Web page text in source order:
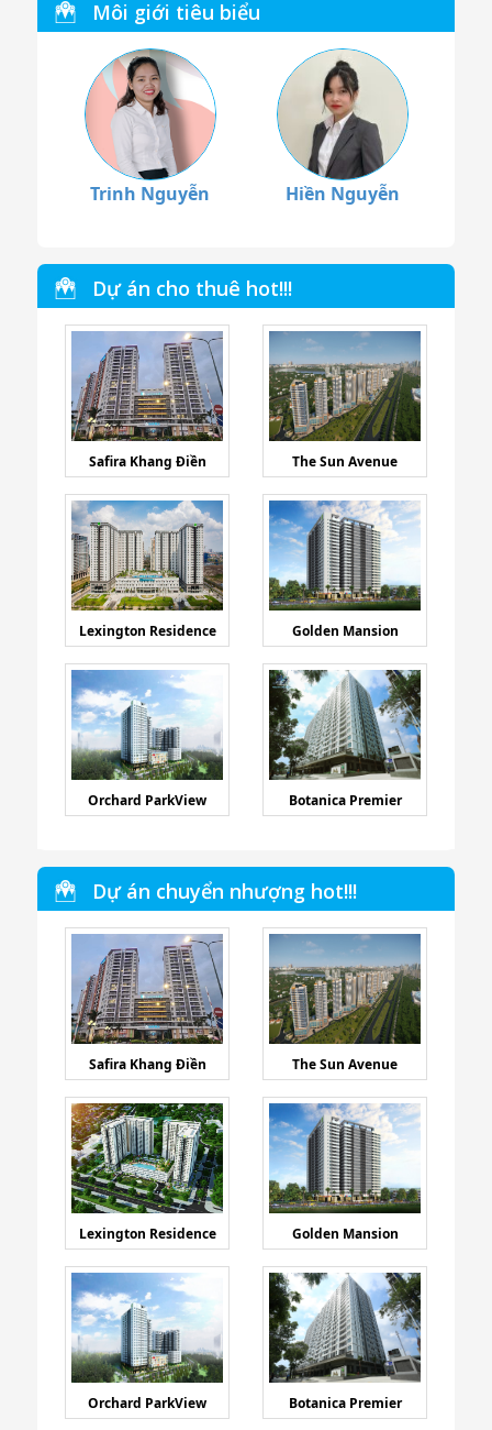
Môi giới tiêu biểu
Trinh Nguyễn Hiền Nguyễn
Dự án cho thuê hot!!!
Safira Khang Điền The Sun Avenue
Lexington Residence Golden Mansion
Orchard ParkView Botanica Premier
Dự án chuyển nhượng hot!!!
Safira Khang Điền The Sun Avenue
Lexington Residence Golden Mansion
Orchard ParkView Botanica Premier